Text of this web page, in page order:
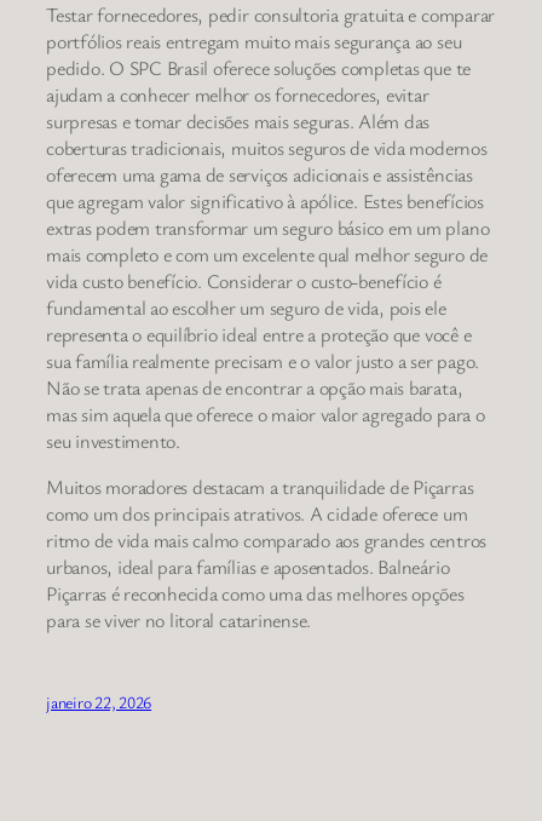
Testar fornecedores, pedir consultoria gratuita e comparar
portfólios reais entregam muito mais segurança ao seu
pedido. O SPC Brasil oferece soluções completas que te
ajudam a conhecer melhor os fornecedores, evitar
surpresas e tomar decisões mais seguras. Além das
coberturas tradicionais, muitos seguros de vida modernos
oferecem uma gama de serviços adicionais e assistências
que agregam valor significativo à apólice. Estes benefícios
extras podem transformar um seguro básico em um plano
mais completo e com um excelente qual melhor seguro de
vida custo benefício. Considerar o custo-benefício é
fundamental ao escolher um seguro de vida, pois ele
representa o equilíbrio ideal entre a proteção que você e
sua família realmente precisam e o valor justo a ser pago.
Não se trata apenas de encontrar a opção mais barata,
mas sim aquela que oferece o maior valor agregado para o
seu investimento.
Muitos moradores destacam a tranquilidade de Piçarras
como um dos principais atrativos. A cidade oferece um
ritmo de vida mais calmo comparado aos grandes centros
urbanos, ideal para famílias e aposentados. Balneário
Piçarras é reconhecida como uma das melhores opções
para se viver no litoral catarinense.
janeiro 22, 2026